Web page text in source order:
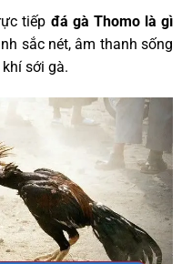
tiếp đá gà Thomo là gì
sắc nét, âm thanh sống
sới gà.